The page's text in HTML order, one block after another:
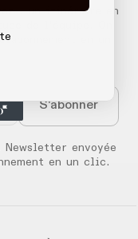
:un itinéraire en
en un
Newsletter envoyée
en un clic.